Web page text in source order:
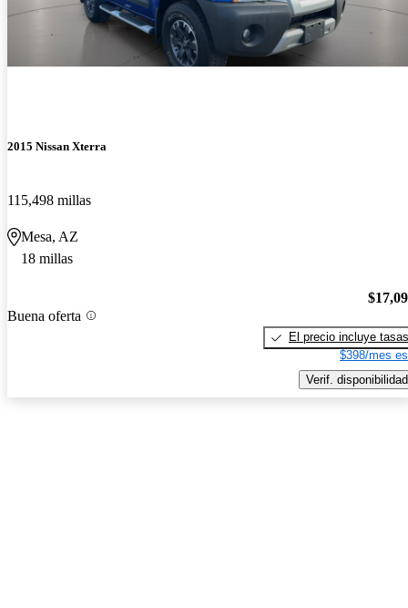
2015 Nissan Xterra
115,498 millas
Mesa, AZ
18 millas
Buena oferta
El precio incluye tasas
$398/mes
Verif. disponibilidad